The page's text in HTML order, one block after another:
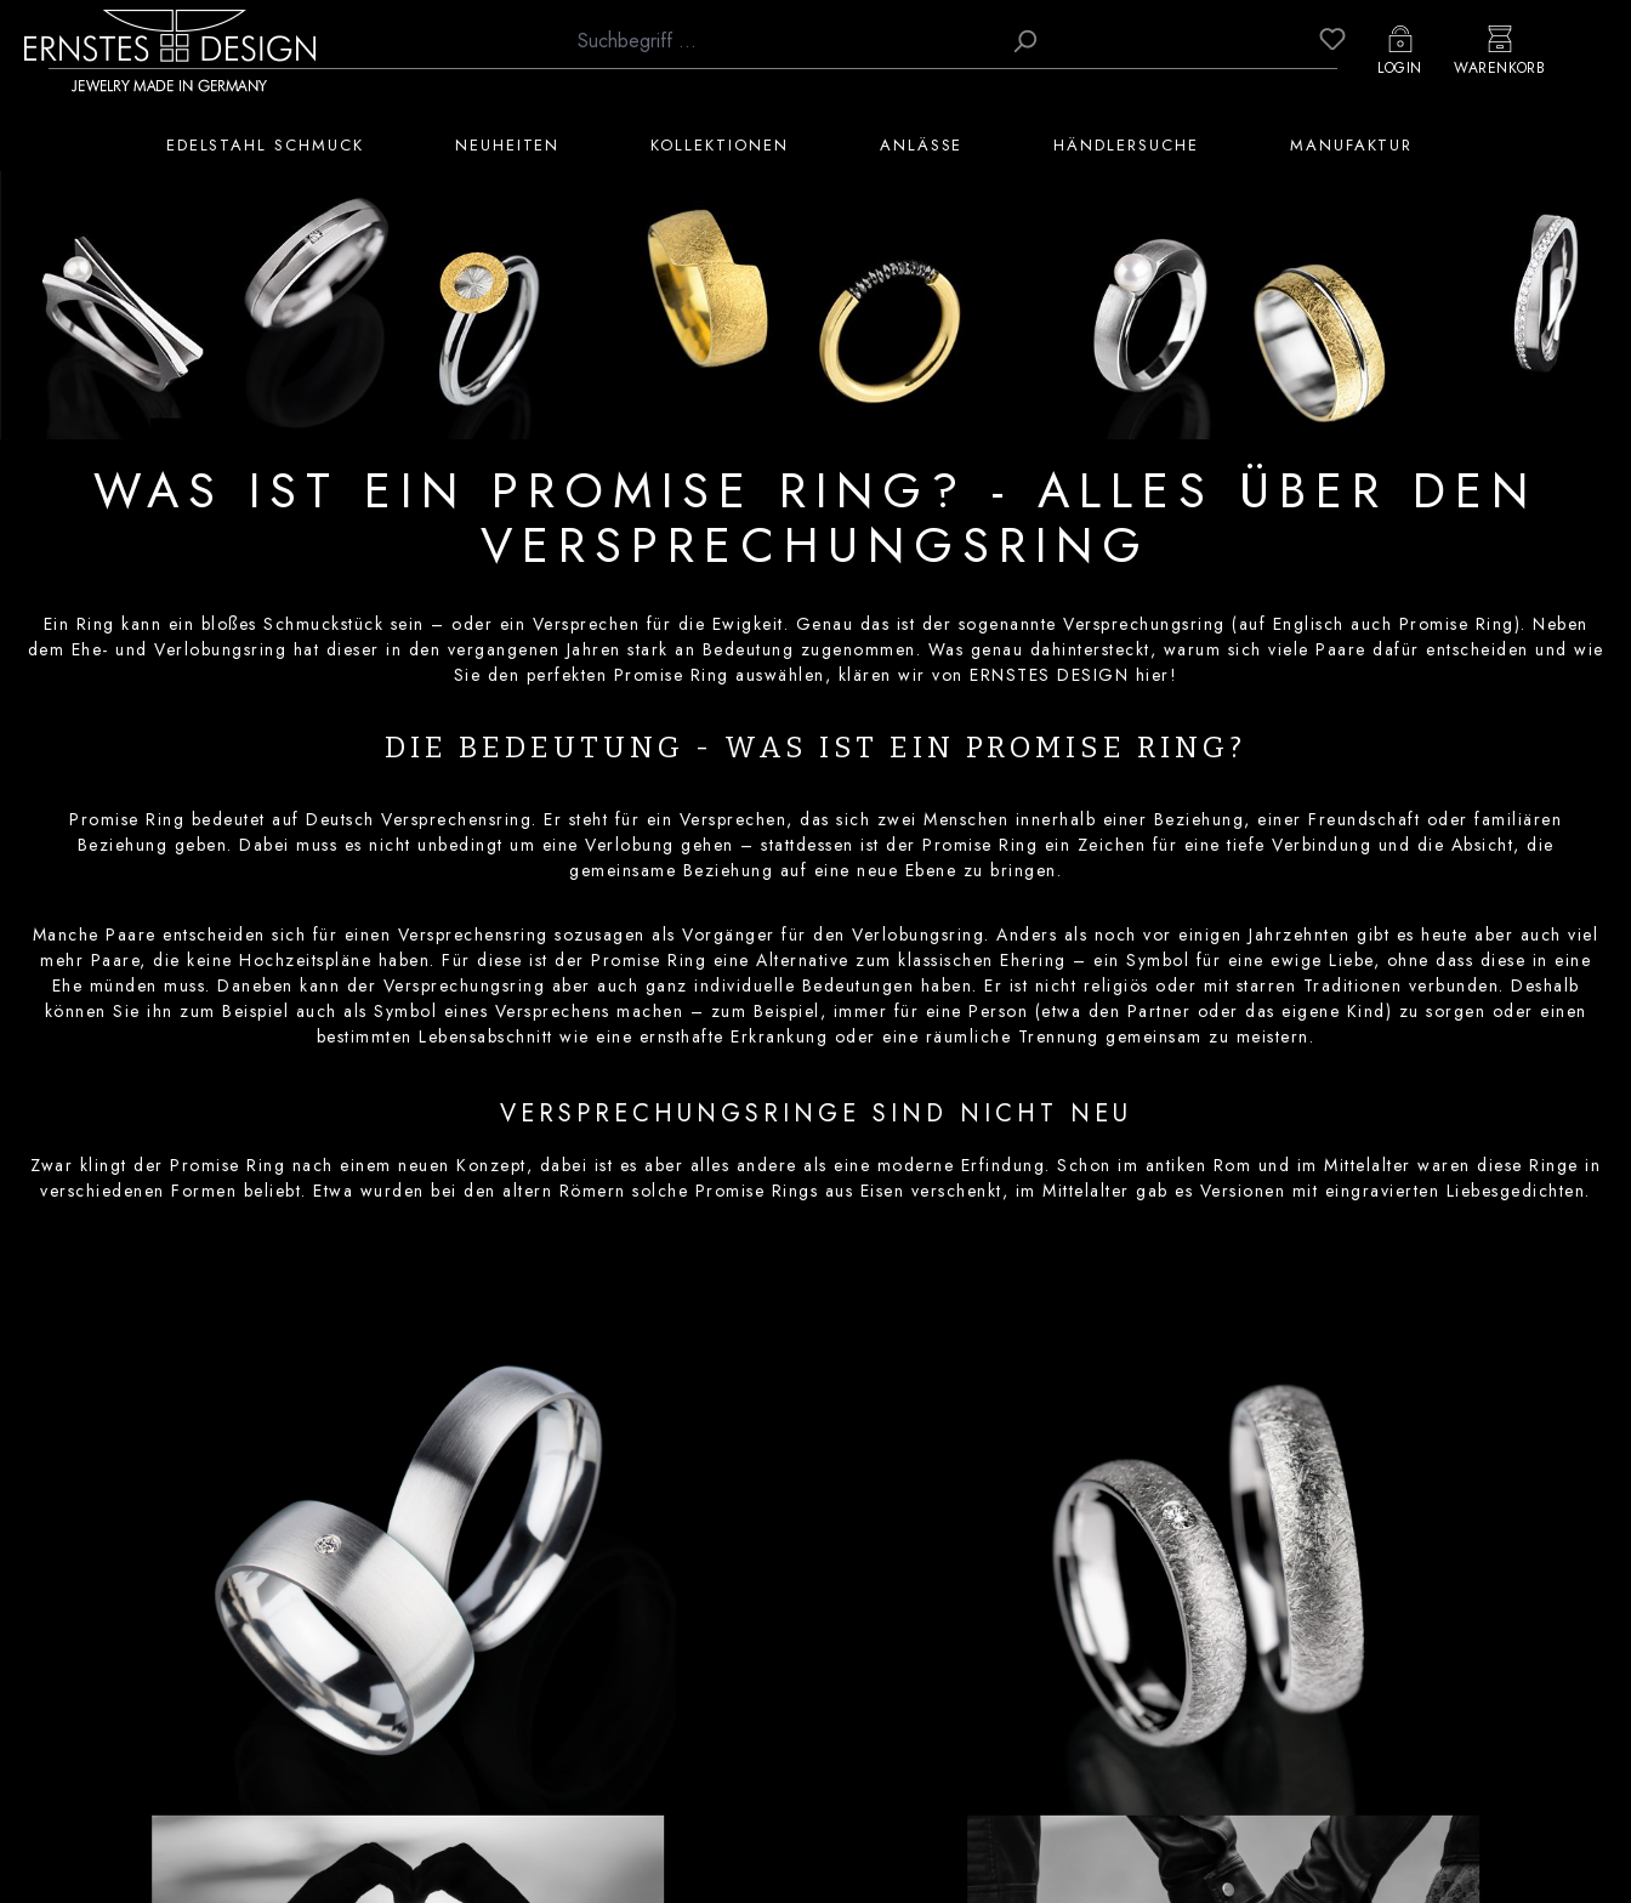
Hauptinhalt springen
Zur Suche springen
Zur Hauptnavigation springen Du hast 0 Produkte auf dem
LOGIN WARENKORB
EDELSTAHL SCHMUCK NEUHEITEN KOLLEKTIONEN ANLÄSSE HÄNDLERSUCHE MANUFAKTUR
WAS IST EIN PROMISE RING? - ALLES ÜBER DEN
VERSPRECHUNGSRING
Ein Ring kann ein bloßes Schmuckstück sein – oder ein Versprechen für die Ewigkeit. Genau das ist der sogenannte Versprechungsring (auf Englisch auch Promise Ring). Neben
dem Ehe- und Verlobungsring hat dieser in den vergangenen Jahren stark an Bedeutung zugenommen. Was genau dahintersteckt, warum sich viele Paare dafür entscheiden und wie
Sie den perfekten Promise Ring auswählen, klären wir von ERNSTES DESIGN hier!
DIE BEDEUTUNG - WAS IST EIN PROMISE RING?
Promise Ring bedeutet auf Deutsch Versprechensring. Er steht für ein Versprechen, das sich zwei Menschen innerhalb einer Beziehung, einer Freundschaft oder familiären
Beziehung geben. Dabei muss es nicht unbedingt um eine Verlobung gehen – stattdessen ist der Promise Ring ein Zeichen für eine tiefe Verbindung und die Absicht, die
gemeinsame Beziehung auf eine neue Ebene zu bringen.
Manche Paare entscheiden sich für einen Versprechensring sozusagen als Vorgänger für den Verlobungsring. Anders als noch vor einigen Jahrzehnten gibt es heute aber auch viel
mehr Paare, die keine Hochzeitspläne haben. Für diese ist der Promise Ring eine Alternative zum klassischen Ehering – ein Symbol für eine ewige Liebe, ohne dass diese in eine
Ehe münden muss. Daneben kann der Versprechungsring aber auch ganz individuelle Bedeutungen haben. Er ist nicht religiös oder mit starren Traditionen verbunden. Deshalb
können Sie ihn zum Beispiel auch als Symbol eines Versprechens machen – zum Beispiel, immer für eine Person (etwa den Partner oder das eigene Kind) zu sorgen oder einen
bestimmten Lebensabschnitt wie eine ernsthafte Erkrankung oder eine räumliche Trennung gemeinsam zu meistern.
VERSPRECHUNGSRINGE SIND NICHT NEU
Zwar klingt der Promise Ring nach einem neuen Konzept, dabei ist es aber alles andere als eine moderne Erfindung. Schon im antiken Rom und im Mittelalter waren diese Ringe in
verschiedenen Formen beliebt. Etwa wurden bei den altern Römern solche Promise Rings aus Eisen verschenkt, im Mittelalter gab es Versionen mit eingravierten Liebesgedichten.